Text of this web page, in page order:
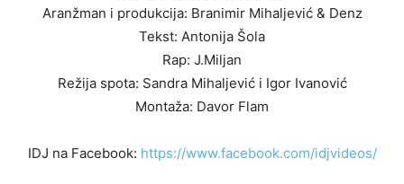
Aranžman i produkcija: Branimir Mihaljević & Denz
Tekst: Antonija Šola
Rap: J.Miljan
Režija spota: Sandra Mihaljević i Igor Ivanović
Montaža: Davor Flam
IDJ na Facebook: https://www.facebook.com/idjvideos/